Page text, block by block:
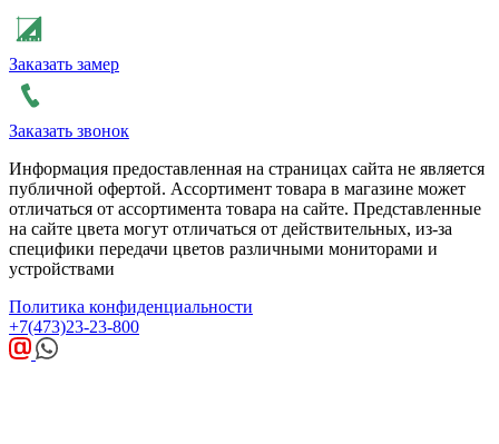
Заказать замер
Заказать звонок
Информация предоставленная на страницах сайта не является
публичной офертой. Ассортимент товара в магазине может
отличаться от ассортимента товара на сайте. Представленные
на сайте цвета могут отличаться от действительных, из-за
специфики передачи цветов различными мониторами и
устройствами
Политика конфиденциальности
+7(473)23-23-800